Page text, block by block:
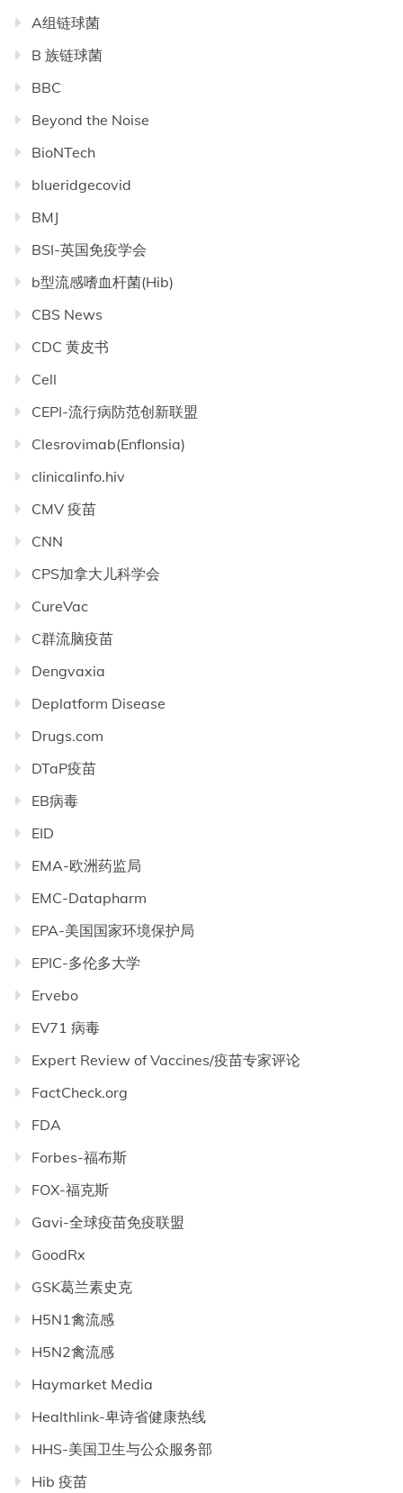
A组链球菌
B 族链球菌
BBC
Beyond the Noise
BioNTech
blueridgecovid
BMJ
BSI-英国免疫学会
b型流感嗜血杆菌(Hib)
CBS News
CDC 黄皮书
Cell
CEPI-流行病防范创新联盟
Clesrovimab(Enflonsia)
clinicalinfo.hiv
CMV 疫苗
CNN
CPS加拿大儿科学会
CureVac
C群流脑疫苗
Dengvaxia
Deplatform Disease
Drugs.com
DTaP疫苗
EB病毒
EID
EMA-欧洲药监局
EMC-Datapharm
EPA-美国国家环境保护局
EPIC-多伦多大学
Ervebo
EV71 病毒
Expert Review of Vaccines/疫苗专家评论
FactCheck.org
FDA
Forbes-福布斯
FOX-福克斯
Gavi-全球疫苗免疫联盟
GoodRx
GSK葛兰素史克
H5N1禽流感
H5N2禽流感
Haymarket Media
Healthlink-卑诗省健康热线
HHS-美国卫生与公众服务部
Hib 疫苗